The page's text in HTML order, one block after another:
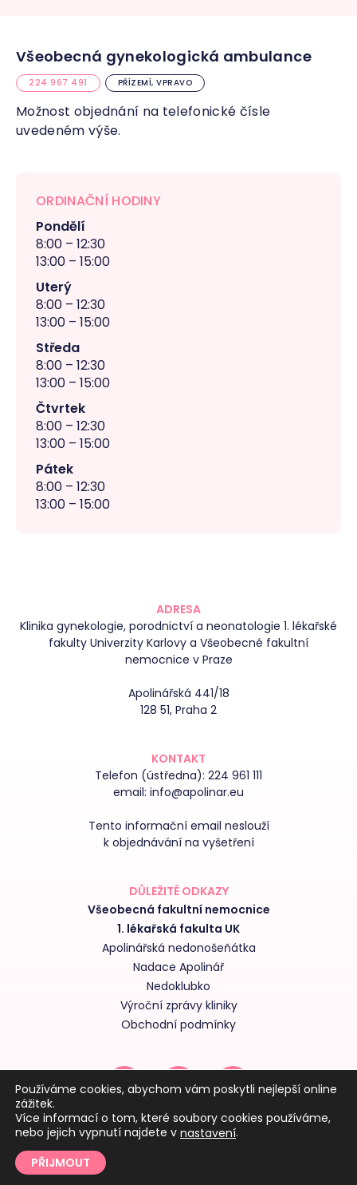
Všeobecná gynekologická ambulance
224 967 491 PŘÍZEMÍ, VPRAVO
Možnost objednání na telefonické čísle
uvedeném výše.
ORDINAČNÍ HODINY
Pondělí
8:00 – 12:30
13:00 – 15:00
Uterý
8:00 – 12:30
13:00 – 15:00
Středa
8:00 – 12:30
13:00 – 15:00
Čtvrtek
8:00 – 12:30
13:00 – 15:00
Pátek
8:00 – 12:30
13:00 – 15:00
ADRESA
Klinika gynekologie, porodnictví a neonatologie 1. lékařské
fakulty Univerzity Karlovy a Všeobecné fakultní
nemocnice v Praze
Apolinářská 441/18
128 51, Praha 2
KONTAKT
Telefon (ústředna): 224 961 111
email: info@apolinar.eu
Tento informační email neslouží
k objednávání na vyšetření
DŮLEŽITÉ ODKAZY
Všeobecná fakultní nemocnice
1. lékařská fakulta UK
Apolinářská nedonošeňátka
Nadace Apolinář
Nedoklubko
Výroční zprávy kliniky
Obchodní podmínky
Používáme cookies, abychom vám poskytli nejlepší online
zážitek.
Více informací o tom, které soubory cookies používáme,
nebo jejich vypnutí najdete v nastavení.
PŘIJMOUT